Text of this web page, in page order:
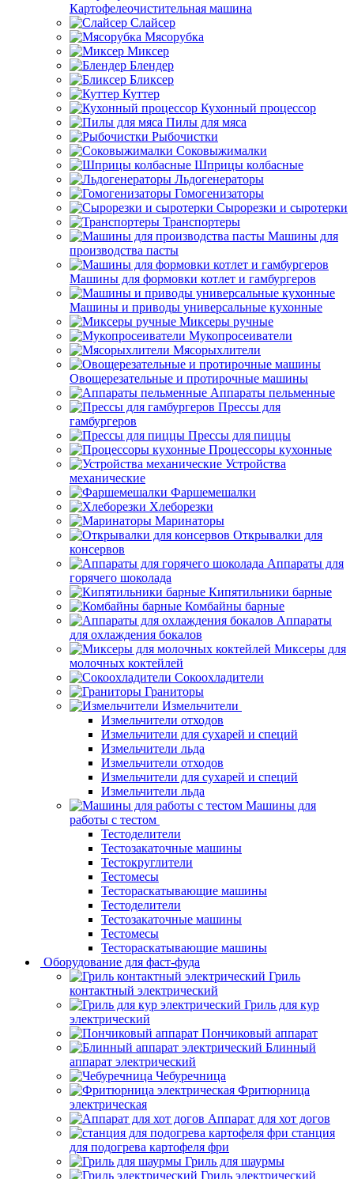
Картофелеочистительная машина
Слайсер
Мясорубка
Миксер
Блендер
Бликсер
Куттер
Кухонный процессор
Пилы для мяса
Рыбочистки
Соковыжималки
Шприцы колбасные
Льдогенераторы
Гомогенизаторы
Сырорезки и сыротерки
Транспортеры
Машины для
производства пасты
Машины для формовки котлет и гамбургеров
Машины и приводы универсальные кухонные
Миксеры ручные
Мукопросеиватели
Мясорыхлители
Овощерезательные и протирочные машины
Аппараты пельменные
Прессы для
гамбургеров
Прессы для пиццы
Процессоры кухонные
Устройства
механические
Фаршемешалки
Хлеборезки
Маринаторы
Открывалки для
консервов
Аппараты для
горячего шоколада
Кипятильники барные
Комбайны барные
Аппараты
для охлаждения бокалов
Миксеры для
молочных коктейлей
Сокоохладители
Граниторы
Измельчители
Измельчители отходов
Измельчители для сухарей и специй
Измельчители льда
Измельчители отходов
Измельчители для сухарей и специй
Измельчители льда
Машины для
работы с тестом
Тестоделители
Тестозакаточные машины
Тестокруглители
Тестомесы
Тестораскатывающие машины
Тестоделители
Тестозакаточные машины
Тестомесы
Тестораскатывающие машины
Оборудование для фаст-фуда
Гриль
контактный электрический
Гриль для кур
электрический
Пончиковый аппарат
Блинный
аппарат электрический
Чебуречница
Фритюрница
электрическая
Аппарат для хот догов
станция
для подогрева картофеля фри
Гриль для шаурмы
Гриль электрический